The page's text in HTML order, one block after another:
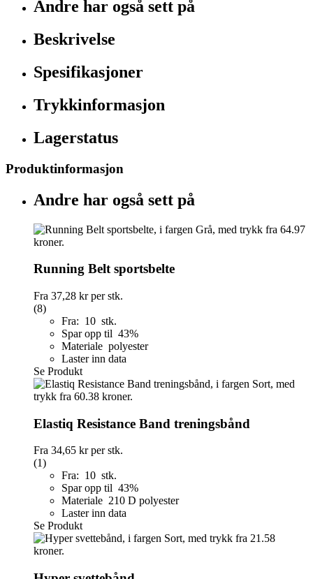
Andre har også sett på
Beskrivelse
Spesifikasjoner
Trykkinformasjon
Lagerstatus
Produktinformasjon
Andre har også sett på
Running Belt sportsbelte
Fra 37,28 krper stk.
(8)
Fra: 10 stk.
Spar opp til 43%
Materiale polyester
Laster inn data
Se Produkt
Elastiq Resistance Band treningsbånd
Fra 34,65 krper stk.
(1)
Fra: 10 stk.
Spar opp til 43%
Materiale 210 D polyester
Laster inn data
Se Produkt